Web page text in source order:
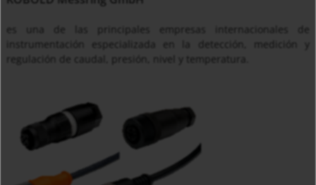
instrumentación especializada en la detección, medición y
regulación de caudal, presión, nivel y temperatura.